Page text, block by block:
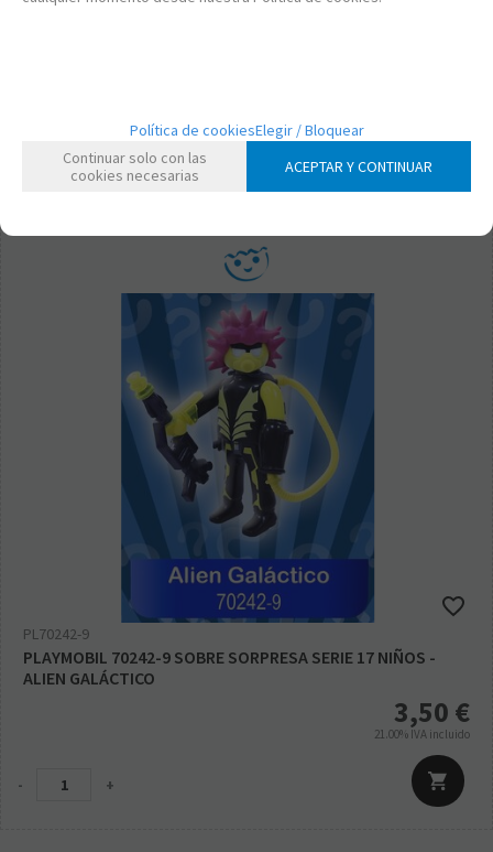
PL70242-8
+
PL70242-9
PLAYMOBIL 70242-9 SOBRE SORPRESA SERIE 17 NIÑOS -
ALIEN GALÁCTICO
3,50 €
21.00% IVA incluido
- +
Política de cookiesElegir / Bloquear
Continuar solo con las
cookies necesarias
ACEPTAR Y CONTINUAR